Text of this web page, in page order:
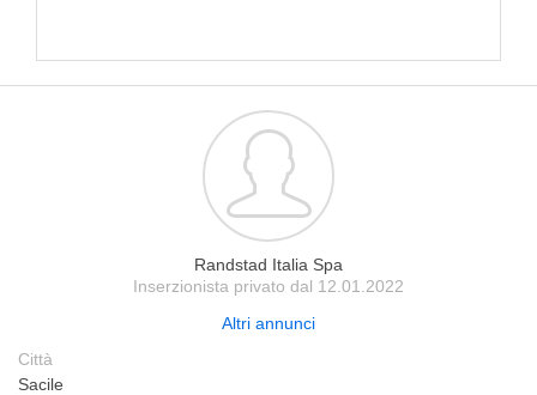
Randstad Italia Spa
Inserzionista privato dal 12.01.2022
Altri annunci
Città
Sacile